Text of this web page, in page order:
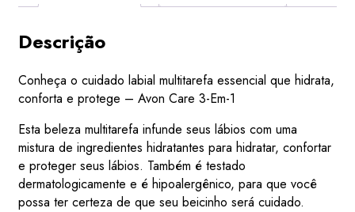
Descrição
Conheça o cuidado labial multitarefa essencial que hidrata,
conforta e protege – Avon Care 3-Em-1
Esta beleza multitarefa infunde seus lábios com uma
mistura de ingredientes hidratantes para hidratar, confortar
e proteger seus lábios. Também é testado
dermatologicamente e é hipoalergênico, para que você
possa ter certeza de que seu beicinho será cuidado.